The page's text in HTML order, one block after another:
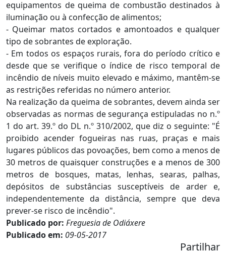
equipamentos de queima de combustão destinados à
iluminação ou à confecção de alimentos;
- Queimar matos cortados e amontoados e qualquer
tipo de sobrantes de exploração.
- Em todos os espaços rurais, fora do período crítico e
desde que se verifique o índice de risco temporal de
incêndio de níveis muito elevado e máximo, mantêm-se
as restrições referidas no número anterior.
Na realização da queima de sobrantes, devem ainda ser
observadas as normas de segurança estipuladas no n.º
1 do art. 39.º do DL n.º 310/2002, que diz o seguinte: "É
proibido acender fogueiras nas ruas, praças e mais
lugares públicos das povoações, bem como a menos de
30 metros de quaisquer construções e a menos de 300
metros de bosques, matas, lenhas, searas, palhas,
depósitos de substâncias susceptíveis de arder e,
independentemente da distância, sempre que deva
prever-se risco de incêndio".
Publicado por: Freguesia de Odiáxere
Publicado em: 09-05-2017
Partilhar